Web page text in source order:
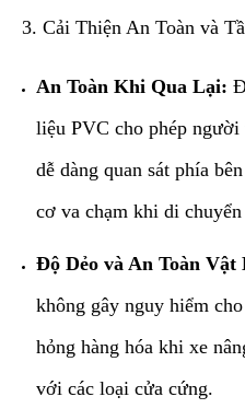
​3. Cải Thiện An Toàn và
An Toàn Khi Qua Lại:
liệu PVC cho phép
dễ dàng quan sát phía
cơ va chạm khi di
Độ Dẻo và An Toàn Vật
không gây nguy hiểm
hỏng hàng hóa khi xe
với các loại cửa cứng.